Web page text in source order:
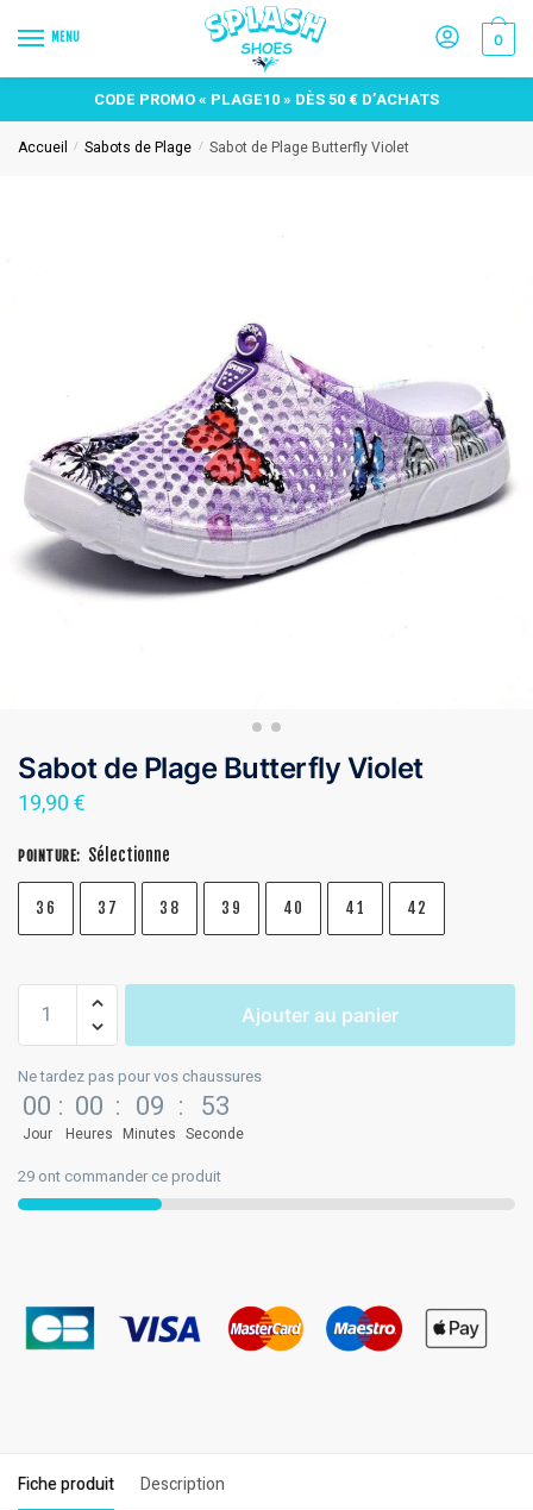
MENU 0
CODE PROMO « PLAGE10 » DÈS 50 € D’ACHATS
Accueil / Sabots de Plage / Sabot de Plage Butterfly Violet
Sabot de Plage Butterfly Violet
19,90€
POINTURE: Sélectionne
36 37 38 39 40 41 42
Ajouter au panier
Ne tardez pas pour vos chaussures
00
Jour
: 00
Heures
: 09
Minutes
: 52
Seconde
29 ont commander ce produit
Fiche produit Description